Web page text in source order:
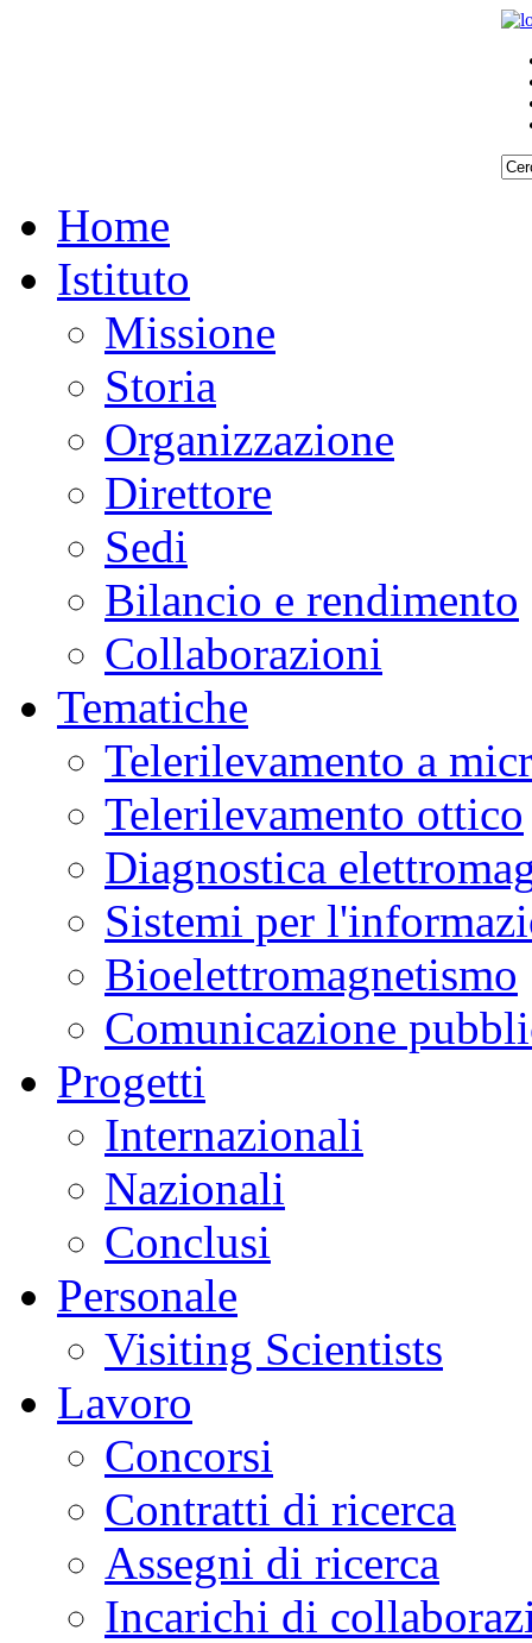
Home
Istituto
Missione
Storia
Organizzazione
Direttore
Sedi
Bilancio e rendimento
Collaborazioni
Tematiche
Telerilevamento a
Telerilevamento ottico
Diagnostica
Sistemi per
Bioelettromagnetismo
Comunicazione
Progetti
Internazionali
Nazionali
Conclusi
Personale
Visiting Scientists
Lavoro
Concorsi
Contratti di ricerca
Assegni di ricerca
Incarichi di